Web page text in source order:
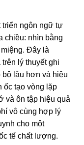
triển ngôn ngữ tự
chiều: nhìn bằng
Đây là
lý thuyết ghi
bộ lâu hơn và hiệu
ốc tạo vòng lặp
và ôn tập hiệu quả
vô cùng hợp lý
cho một
tế chất lượng.